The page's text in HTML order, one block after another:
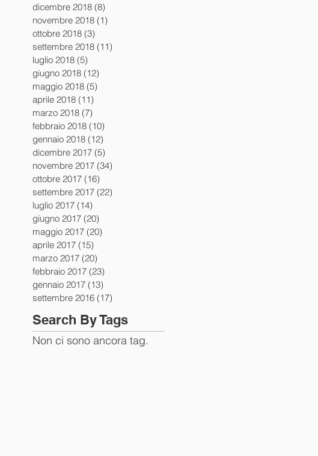
dicembre 2018 (8)
novembre 2018 (1)
ottobre 2018 (3)
settembre 2018 (11)
luglio 2018 (5)
giugno 2018 (12)
maggio 2018 (5)
aprile 2018 (11)
marzo 2018 (7)
febbraio 2018 (10)
gennaio 2018 (12)
dicembre 2017 (5)
novembre 2017 (34)
ottobre 2017 (16)
settembre 2017 (22)
luglio 2017 (14)
giugno 2017 (20)
maggio 2017 (20)
aprile 2017 (15)
marzo 2017 (20)
febbraio 2017 (23)
gennaio 2017 (13)
settembre 2016 (17)
Search By Tags
Non ci sono ancora tag.